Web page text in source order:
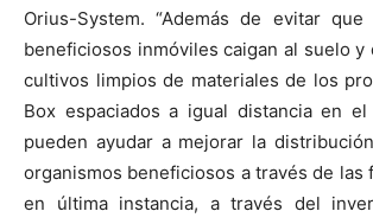
Orius-System. “Además de evitar que
beneficiosos inmóviles caigan al suelo y
cultivos limpios de materiales de los
Box espaciados a igual distancia en
pueden ayudar a mejorar la
organismos beneficiosos a través de las
en última instancia, a través del